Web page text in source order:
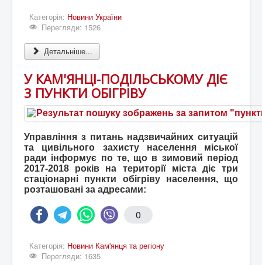
Категорія: Новини України
Перегляди: 1526
Детальніше...
У КАМ'ЯНЦІ-ПОДІЛЬСЬКОМУ ДІЄ
3 ПУНКТИ ОБІГРІВУ
Управління з питань надзвичайних ситуацій
та цивільного захисту населення міської
ради інформує по те, що в зимовий період
2017-2018 років на території міста діє три
стаціонарні пункти обігріву населення, що
розташовані за адресами:
0
Категорія: Новини Кам'янця та регіону
Перегляди: 1635